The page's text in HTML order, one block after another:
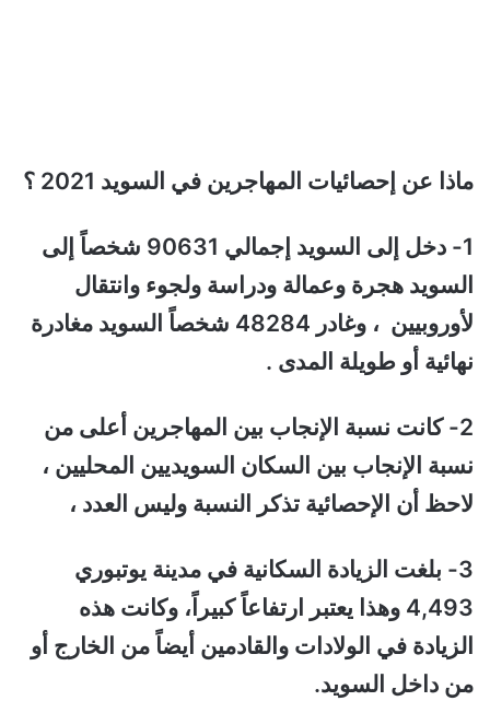
ماذا عن إحصائيات المهاجرين في السويد 2021 ؟
1- دخل إلى السويد إجمالي 90631 شخصاً إلى
السويد هجرة وعمالة ودراسة ولجوء وانتقال
لأوروبيين ، وغادر 48284 شخصاً السويد مغادرة
نهائية أو طويلة المدى .
2- كانت نسبة الإنجاب بين المهاجرين أعلى من
نسبة الإنجاب بين السكان السويديين المحليين ،
لاحظ أن الإحصائية تذكر النسبة وليس العدد ،
3- بلغت الزيادة السكانية في مدينة يوتبوري
4,493 وهذا يعتبر ارتفاعاً كبيراً، وكانت هذه
الزيادة في الولادات والقادمين أيضاً من الخارج أو
من داخل السويد.